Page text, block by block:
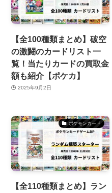
【全100種類まとめ】破空
の激闘のカードリスト一
覧！当たりカードの買取金
額も紹介【ポケカ】
2025年9月2日
ポケモンカード
【全110種類まとめ】ラン